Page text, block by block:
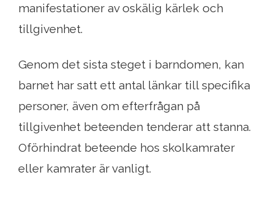
manifestationer av oskälig kärlek och
tillgivenhet.
Genom det sista steget i barndomen, kan
barnet har satt ett antal länkar till specifika
personer, även om efterfrågan på
tillgivenhet beteenden tenderar att stanna.
Oförhindrat beteende hos skolkamrater
eller kamrater är vanligt.